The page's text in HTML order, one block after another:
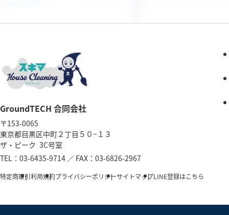
GroundTECH 合同会社
〒153-0065
東京都目黒区中町２丁目５０−１３
ザ・ピーク 3C号室
TEL： 03-6435-9714 ／ FAX：03-6826-2967
特定商取引利用規約プライバシーポリシーサイトマップLINE登録はこちら